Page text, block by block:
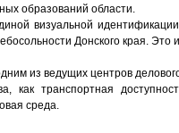
образований области.
визуальной
Донского края.
из ведущих центров
как транспортная
среда.